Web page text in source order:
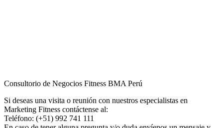
Consultorio de Negocios Fitness BMA Perú
Si deseas una visita o reunión con nuestros especialistas en
Marketing Fitness contáctense al:
Teléfono: (+51) 992 741 111